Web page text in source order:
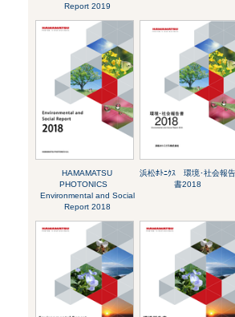
Report 2019
HAMAMATSU
PHOTONICS
Environmental and Social
Report 2018
浜松ﾎﾄﾆｸｽ 環境･社会報
書2018